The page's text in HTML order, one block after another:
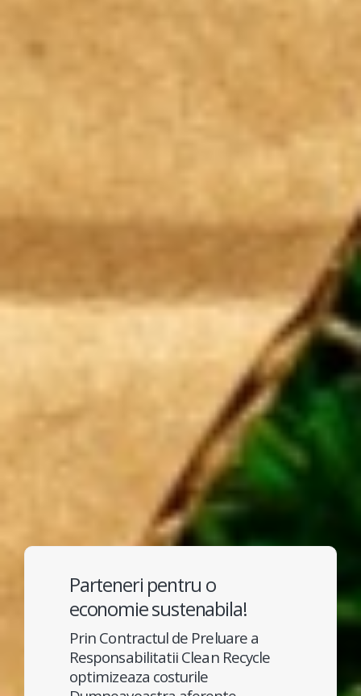
Parteneri pentru o
economie sustenabila!
Prin Contractul de Preluare a
Responsabilitatii Clean Recycle
optimizeaza costurile